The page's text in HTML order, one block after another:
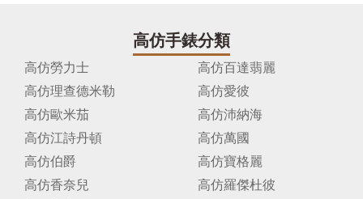
高仿手錶分類
高仿勞力士
高仿百達翡麗
高仿理查德米勒
高仿愛彼
高仿歐米茄
高仿沛納海
高仿江詩丹頓
高仿萬國
高仿伯爵
高仿寶格麗
高仿香奈兒
高仿羅傑杜彼